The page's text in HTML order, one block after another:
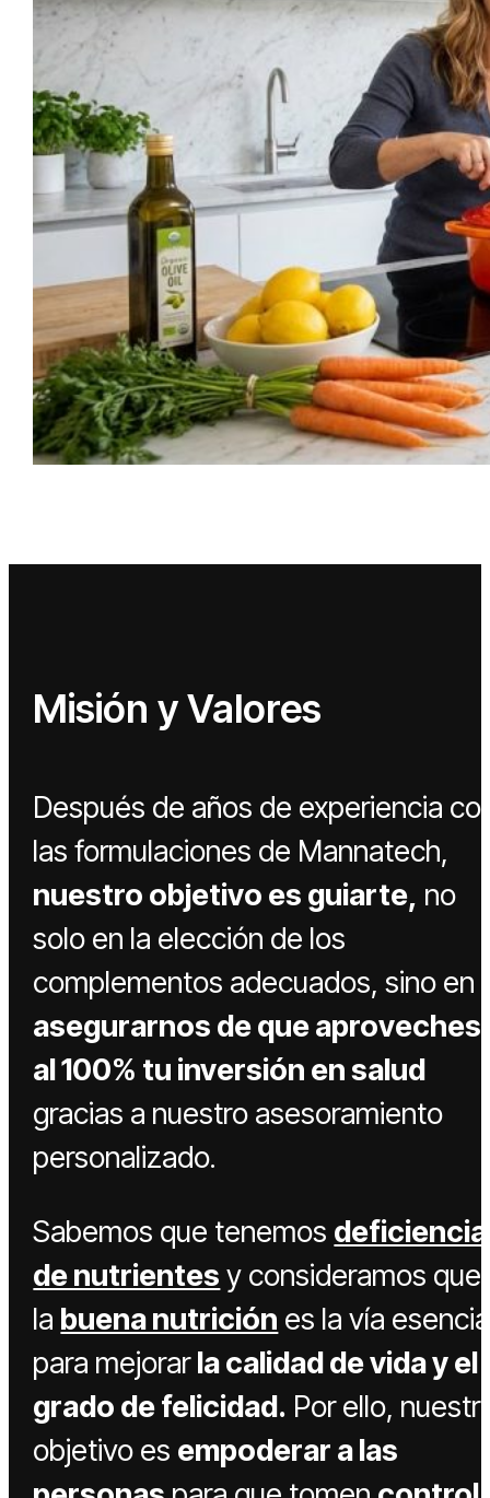
Misión y Valores
Después de años de experiencia
las formulaciones de Mannatech,
nuestro objetivo es guiarte, no
solo en la elección de los
complementos adecuados, sino en
asegurarnos de que aproveches
al 100% tu inversión en salud
gracias a nuestro asesoramiento
personalizado.
Sabemos que tenemos deficiencia
de nutrientes y consideramos que
la buena nutrición es la vía
para mejorarla calidad de vida y el
grado de felicidad. Por ello,
objetivo es empoderar a las